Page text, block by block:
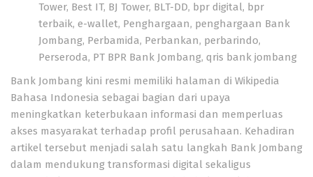
Tower, Best IT, BJ Tower, BLT-DD, bpr digital, bpr
terbaik, e-wallet, Penghargaan, penghargaan Bank
Jombang, Perbamida, Perbankan, perbarindo,
Perseroda, PT BPR Bank Jombang, qris bank jombang
Bank Jombang kini resmi memiliki halaman di Wikipedia
Bahasa Indonesia sebagai bagian dari upaya
meningkatkan keterbukaan informasi dan memperluas
akses masyarakat terhadap profil perusahaan. Kehadiran
artikel tersebut menjadi salah satu langkah Bank Jombang
dalam mendukung transformasi digital sekaligus